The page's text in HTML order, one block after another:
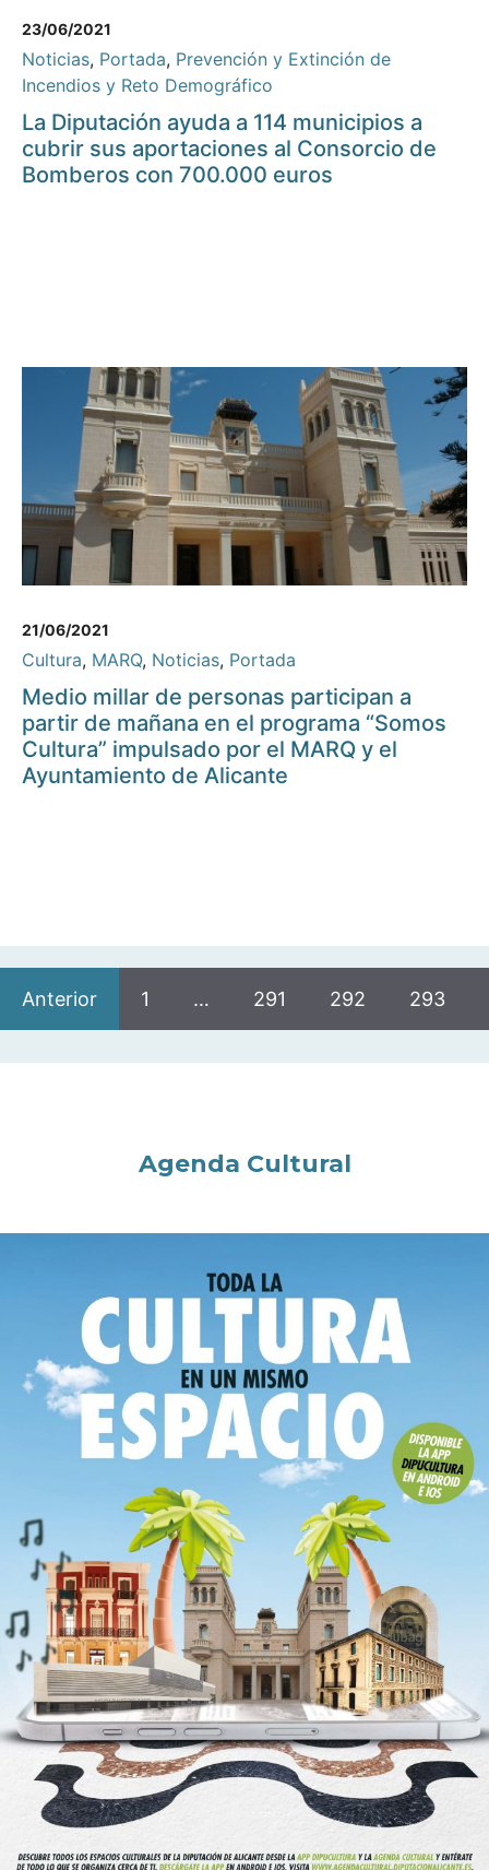
23/06/2021
Noticias, Portada, Prevención y Extinción de
Incendios y Reto Demográfico
La Diputación ayuda a 114 municipios a
cubrir sus aportaciones al Consorcio de
Bomberos con 700.000 euros
21/06/2021
Cultura, MARQ, Noticias, Portada
Medio millar de personas participan a
partir de mañana en el programa “Somos
Cultura” impulsado por el MARQ y el
Ayuntamiento de Alicante
Anterior 1 … 291 292 293
Agenda Cultural